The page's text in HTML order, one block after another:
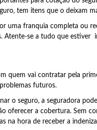
tem itens que o deixam
uma franquia completa ou
Atente-se a tudo que estiver
quem vai contratar pela
futuros.
o seguro, a seguradora
oferecer a cobertura. Sem
na hora de receber a